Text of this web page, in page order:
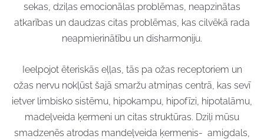
sekas, dziļas emocionālas problēmas, neapzinātas
atkarības un daudzas citas problēmas, kas cilvēkā rada
neapmierinātību un disharmoniju.
Ieelpojot ēteriskās eļļas, tās pa ožas receptoriem un
ožas nervu nokļūst šajā smaržu atmiņas centrā, kas sevī
ietver limbisko sistēmu, hipokampu, hipofīzi, hipotalāmu,
madeļveida ķermeni un citas struktūras. Dziļi mūsu
smadzenēs atrodas mandeļveida ķermenis- amigdals,